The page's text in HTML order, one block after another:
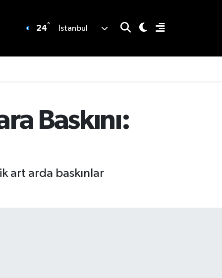
24° İstanbul
Baskını:
art arda baskınlar